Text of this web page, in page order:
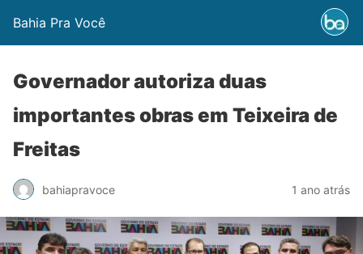
Bahia Pra Você
Governador autoriza duas
importantes obras em Teixeira de
Freitas
bahiapravoce 1 ano atrás